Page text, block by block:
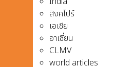
สิงคโปร์
เอเชีย
อาเชี่ยน
CLMV
world articles